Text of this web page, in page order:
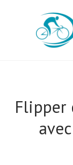
Flipper